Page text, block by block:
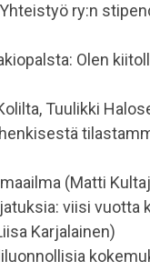
ry:n
Olen
Tuulikki
(Matti
viisi vuotta
Karjalainen)